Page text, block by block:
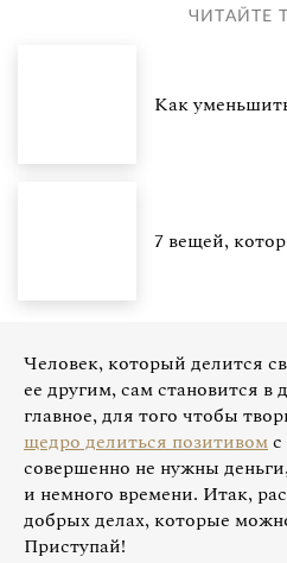
ЧИТАЙТЕ
Как
7 вещей,
Человек, который делится
ее другим, сам становится в
главное, для того чтобы
щедро делиться позитивом
совершенно не нужны
и немного времени. Итак,
добрых делах, которые
Приступай!